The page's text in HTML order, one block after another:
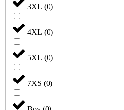
3XL (0)
4XL (0)
5XL (0)
7XS (0)